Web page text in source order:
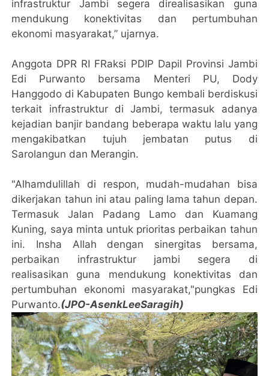
infrastruktur Jambi segera direalisasikan guna
mendukung konektivitas dan pertumbuhan
ekonomi masyarakat,” ujarnya.
Anggota DPR RI FRaksi PDIP Dapil Provinsi Jambi
Edi Purwanto bersama Menteri PU, Dody
Hanggodo di Kabupaten Bungo kembali berdiskusi
terkait infrastruktur di Jambi, termasuk adanya
kejadian banjir bandang beberapa waktu lalu yang
mengakibatkan tujuh jembatan putus di
Sarolangun dan Merangin.
"Alhamdulillah di respon, mudah-mudahan bisa
dikerjakan tahun ini atau paling lama tahun depan.
Termasuk Jalan Padang Lamo dan Kuamang
Kuning, saya minta untuk prioritas perbaikan tahun
ini. Insha Allah dengan sinergitas bersama,
perbaikan infrastruktur jambi segera di
realisasikan guna mendukung konektivitas dan
pertumbuhan ekonomi masyarakat,"pungkas Edi
Purwanto.(JPO-AsenkLeeSaragih)